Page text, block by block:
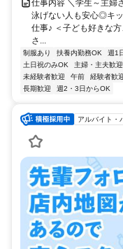
仕事内容 ＼学生～主婦
泳げない人も安心◎キ
仕事♪ ＜子ども好きな
さ...
制服あり 扶養内勤務OK 週1
土日祝のみOK
主婦・主夫歓迎
未経験者歓迎
午前 経験者歓
長期歓迎
週2・3日からOK
アルバイト・